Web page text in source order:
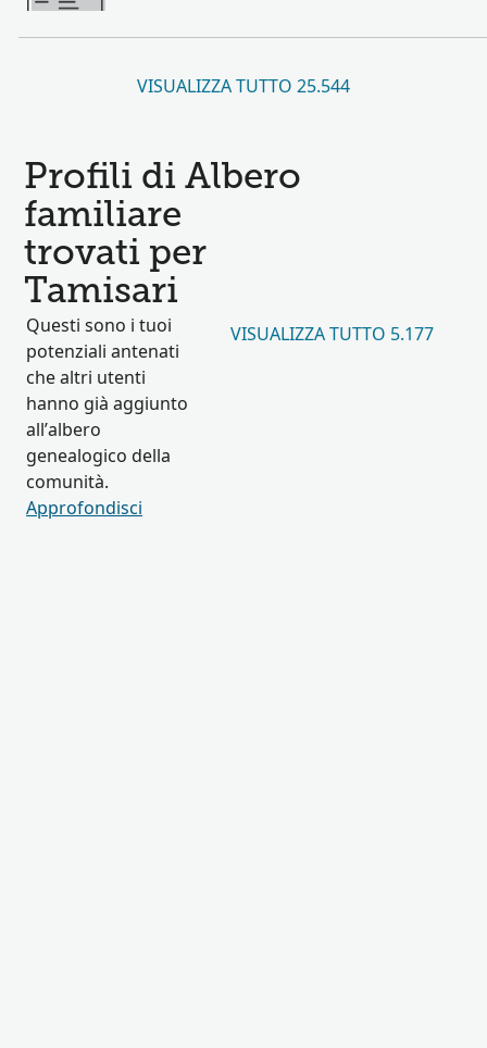
VISUALIZZA TUTTO 25.544
Profili di Albero
familiare
trovati per
Tamisari
Questi sono i tuoi
potenziali antenati
che altri utenti
hanno già aggiunto
all’albero
genealogico della
comunità.
Approfondisci
VISUALIZZA TUTTO 5.177